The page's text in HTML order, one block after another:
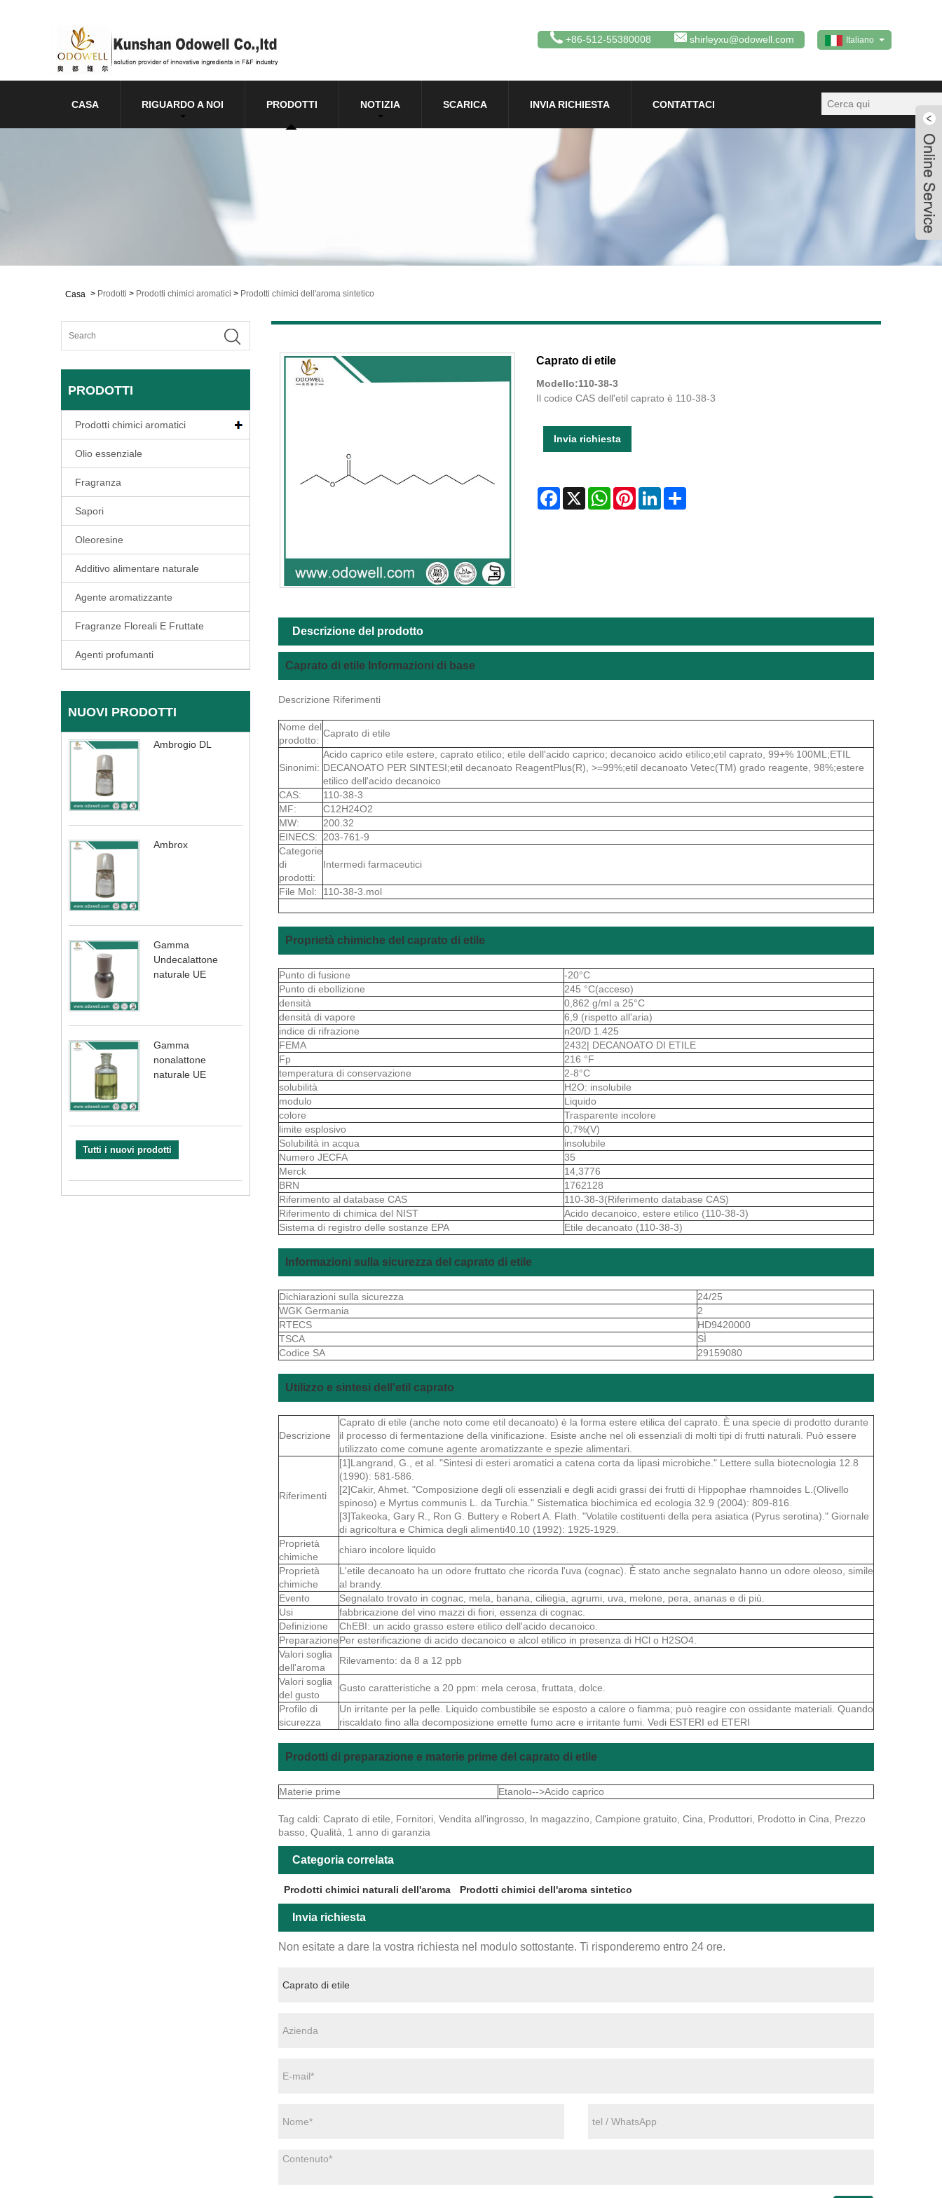
Italiano
+86-512-55380008 shirleyxu@odowell.com
CASA RIGUARDO A NOI PRODOTTI NOTIZIA SCARICA INVIA RICHIESTA CONTATTACI
Casa > Prodotti > Prodotti chimici aromatici > Prodotti chimici dell'aroma sintetico
PRODOTTI
Prodotti chimici aromatici
Olio essenziale
Fragranza
Sapori
Oleoresine
Additivo alimentare naturale
Agente aromatizzante
Fragranze Floreali E Fruttate
Agenti profumanti
NUOVI PRODOTTI
Ambrogio DL
Ambrox
Gamma
Undecalattone
naturale UE
Gamma
nonalattone
naturale UE
Tutti i nuovi prodotti
Caprato di etile
Modello:110-38-3
Il codice CAS dell'etil caprato è 110-38-3
Invia richiesta
Facebook
X WhatsAppPinterestLinkedInShare
Descrizione del prodotto
Caprato di etile Informazioni di base
Descrizione Riferimenti
Nome del
prodotto:
Caprato di etile
Sinonimi:
Acido caprico etile estere, caprato etilico; etile dell'acido caprico; decanoico acido etilico;etil caprato, 99+% 100ML;ETIL
DECANOATO PER SINTESI;etil decanoato ReagentPlus(R), >=99%;etil decanoato Vetec(TM) grado reagente, 98%;estere
etilico dell'acido decanoico
CAS:
110-38-3
MF:
C12H24O2
MW:
200.32
EINECS:
203-761-9
Categorie
di
prodotti:
Intermedi farmaceutici
File Mol: 110-38-3.mol
Proprietà chimiche del caprato di etile
Punto di fusione
-20°C
Punto di ebollizione
245 °C(acceso)
densità
0,862 g/ml a 25°C
densità di vapore
6,9 (rispetto all'aria)
indice di rifrazione
n20/D 1.425
FEMA
2432| DECANOATO DI ETILE
Fp
216 °F
temperatura di conservazione
2-8°C
solubilità
H2O: insolubile
modulo
Liquido
colore
Trasparente incolore
limite esplosivo
0,7%(V)
Solubilità in acqua
insolubile
Numero JECFA
35
Merck
14,3776
BRN
1762128
Riferimento al database CAS
110-38-3(Riferimento database CAS)
Riferimento di chimica del NIST
Acido decanoico, estere etilico (110-38-3)
Sistema di registro delle sostanze EPA
Etile decanoato (110-38-3)
Informazioni sulla sicurezza del caprato di etile
Dichiarazioni sulla sicurezza
24/25
WGK Germania
2
RTECS
HD9420000
TSCA
SÌ
Codice SA
29159080
Utilizzo e sintesi dell'etil caprato
Descrizione
Caprato di etile (anche noto come etil decanoato) è la forma estere etilica del caprato. È una specie di prodotto durante
il processo di fermentazione della vinificazione. Esiste anche nel oli essenziali di molti tipi di frutti naturali. Può essere
utilizzato come comune agente aromatizzante e spezie alimentari.
Riferimenti
[1]Langrand, G., et al. "Sintesi di esteri aromatici a catena corta da lipasi microbiche." Lettere sulla biotecnologia 12.8
(1990): 581-586.
[2]Cakir, Ahmet. "Composizione degli oli essenziali e degli acidi grassi dei frutti di Hippophae rhamnoides L.(Olivello
spinoso) e Myrtus communis L. da Turchia." Sistematica biochimica ed ecologia 32.9 (2004): 809-816.
[3]Takeoka, Gary R., Ron G. Buttery e Robert A. Flath. "Volatile costituenti della pera asiatica (Pyrus serotina)." Giornale
di agricoltura e Chimica degli alimenti40.10 (1992): 1925-1929.
Proprietà
chimiche
chiaro incolore liquido
Proprietà
chimiche
L'etile decanoato ha un odore fruttato che ricorda l'uva (cognac). È stato anche segnalato hanno un odore oleoso, simile
al brandy.
Evento
Segnalato trovato in cognac, mela, banana, ciliegia, agrumi, uva, melone, pera, ananas e di più.
Usi
fabbricazione del vino mazzi di fiori, essenza di cognac.
Definizione
ChEBI: un acido grasso estere etilico dell'acido decanoico.
PreparazionePer esterificazione di acido decanoico e alcol etilico in presenza di HCl o H2SO4.
Valori soglia
dell'aroma
Rilevamento: da 8 a 12 ppb
Valori soglia
del gusto
Gusto caratteristiche a 20 ppm: mela cerosa, fruttata, dolce.
Profilo di
sicurezza
Un irritante per la pelle. Liquido combustibile se esposto a calore o fiamma; può reagire con ossidante materiali. Quando
riscaldato fino alla decomposizione emette fumo acre e irritante fumi. Vedi ESTERI ed ETERI
Prodotti di preparazione e materie prime del caprato di etile
Materie prime Etanolo-->Acido caprico
Tag caldi: Caprato di etile, Fornitori, Vendita all'ingrosso, In magazzino, Campione gratuito, Cina, Produttori, Prodotto in Cina, Prezzo
basso, Qualità, 1 anno di garanzia
Categoria correlata
Prodotti chimici naturali dell'aroma Prodotti chimici dell'aroma sintetico
Invia richiesta
Non esitate a dare la vostra richiesta nel modulo sottostante. Ti risponderemo entro 24 ore.